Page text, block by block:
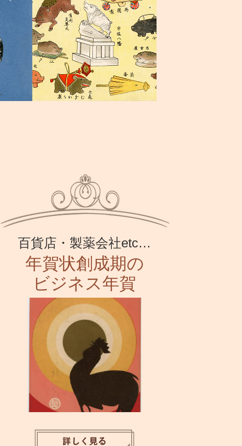
百貨店・製薬会社etc…
年賀状創成期の
ビジネス年賀